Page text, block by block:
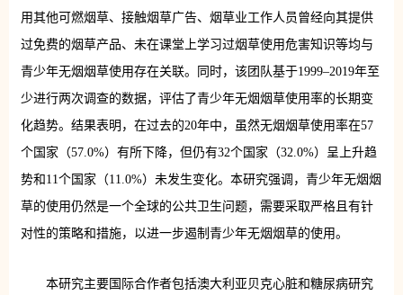
用其他可燃烟草、接触烟草广告、烟草业工作人员曾经向其提供
过免费的烟草产品、未在课堂上学习过烟草使用危害知识等均与
青少年无烟烟草使用存在关联。同时，该团队基于1999–2019年至
少进行两次调查的数据，评估了青少年无烟烟草使用率的长期变
化趋势。结果表明，在过去的20年中，虽然无烟烟草使用率在57
个国家（57.0%）有所下降，但仍有32个国家（32.0%）呈上升趋
势和11个国家（11.0%）未发生变化。本研究强调，青少年无烟烟
草的使用仍然是一个全球的公共卫生问题，需要采取严格且有针
对性的策略和措施，以进一步遏制青少年无烟烟草的使用。
本研究主要国际合作者包括澳大利亚贝克心脏和糖尿病研究